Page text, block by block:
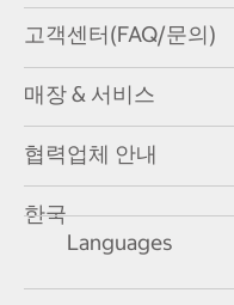
고객센터(FAQ/문의)
매장 & 서비스
협력업체 안내
한국
Languages